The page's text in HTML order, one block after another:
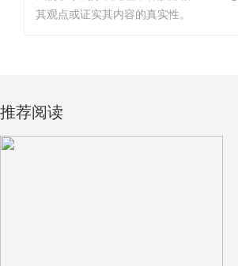
其观点或证实其内容的真实性。
推荐阅读